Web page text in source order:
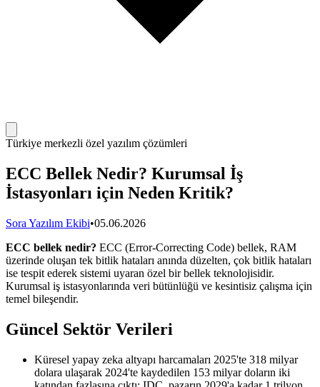
Türkiye merkezli özel yazılım çözümleri
ECC Bellek Nedir? Kurumsal İş
İstasyonları için Neden Kritik?
Sora Yazılım Ekibi•05.06.2026
ECC bellek nedir? ECC (Error-Correcting Code) bellek, RAM
üzerinde oluşan tek bitlik hataları anında düzelten, çok bitlik hataları
ise tespit ederek sistemi uyaran özel bir bellek teknolojisidir.
Kurumsal iş istasyonlarında veri bütünlüğü ve kesintisiz çalışma için
temel bileşendir.
Güncel Sektör Verileri
Küresel yapay zeka altyapı harcamaları 2025'te 318 milyar
dolara ulaşarak 2024'te kaydedilen 153 milyar doların iki